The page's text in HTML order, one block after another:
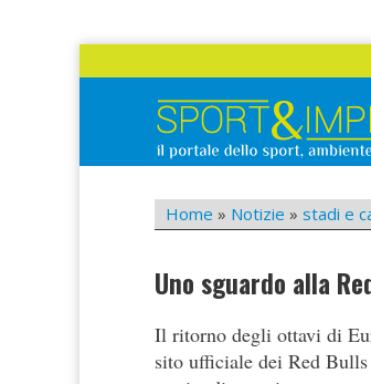
Home » Notizie » stadi e
Uno sguardo alla
Il ritorno degli ottavi di
sito ufficiale dei Red